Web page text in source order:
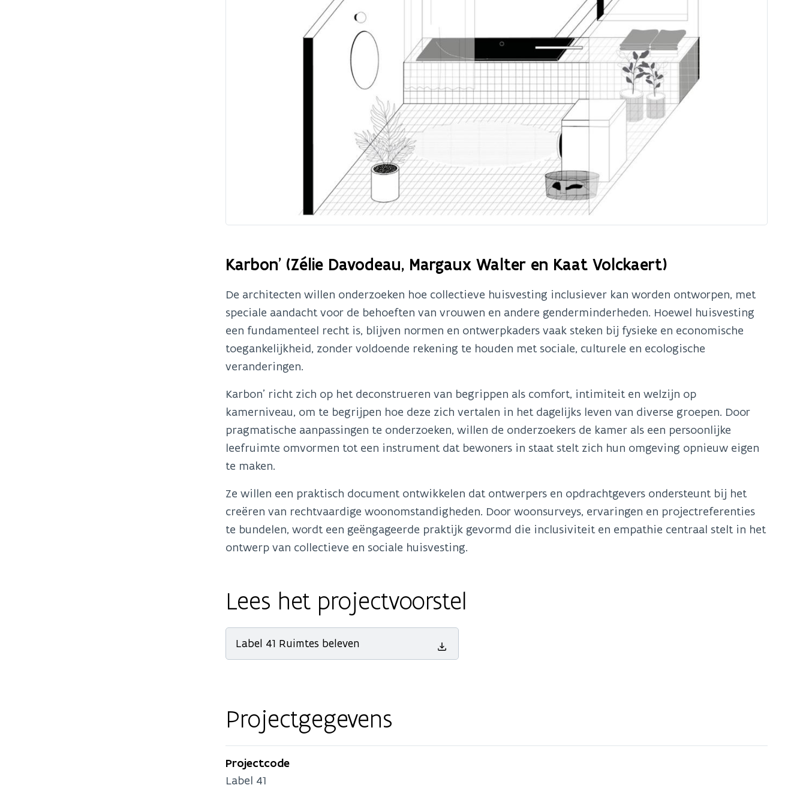
Karbon’ (Zélie Davodeau, Margaux Walter en Kaat Volckaert)
De architecten willen onderzoeken hoe collectieve huisvesting inclusiever kan worden ontworpen, met
speciale aandacht voor de behoeften van vrouwen en andere genderminderheden. Hoewel huisvesting
een fundamenteel recht is, blijven normen en ontwerpkaders vaak steken bij fysieke en economische
toegankelijkheid, zonder voldoende rekening te houden met sociale, culturele en ecologische
veranderingen.
Karbon’ richt zich op het deconstrueren van begrippen als comfort, intimiteit en welzijn op
kamerniveau, om te begrijpen hoe deze zich vertalen in het dagelijks leven van diverse groepen. Door
pragmatische aanpassingen te onderzoeken, willen de onderzoekers de kamer als een persoonlijke
leefruimte omvormen tot een instrument dat bewoners in staat stelt zich hun omgeving opnieuw eigen
te maken.
Ze willen een praktisch document ontwikkelen dat ontwerpers en opdrachtgevers ondersteunt bij het
creëren van rechtvaardige woonomstandigheden. Door woonsurveys, ervaringen en projectreferenties
te bundelen, wordt een geëngageerde praktijk gevormd die inclusiviteit en empathie centraal stelt in het
ontwerp van collectieve en sociale huisvesting.
Lees het projectvoorstel
Label 41 Ruimtes beleven
Projectgegevens
Projectcode
Label 41